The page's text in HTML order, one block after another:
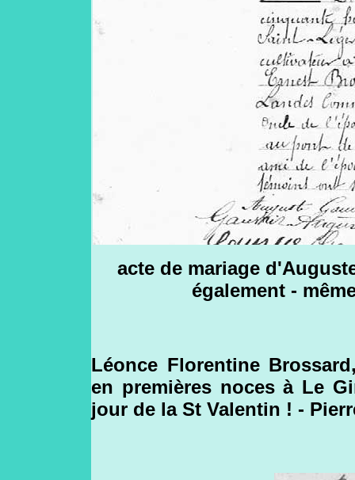
acte de mariage
également -
Léonce Florentine
en premières noces à Le
jour de la St Valentin ! -